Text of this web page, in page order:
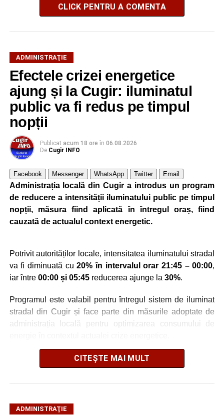
CLICK PENTRU A COMENTA
ADMINISTRAŢIE
Efectele crizei energetice
ajung și la Cugir: iluminatul
public va fi redus pe timpul
nopții
Publicat acum 18 ore în 06.08.2026
De Cugir INFO
Facebook Messenger WhatsApp Twitter Email
Administrația locală din Cugir a introdus un program
de reducere a intensității iluminatului public pe timpul
nopții, măsura fiind aplicată în întregul oraș, fiind
cauzată de actualul context energetic.
Potrivit autorităților locale, intensitatea iluminatului stradal
va fi diminuată cu20% în intervalul orar 21:45 – 00:00,
iar între 00:00 și 05:45reducerea ajunge la 30%.
Programul este valabil pentru întregul sistem de iluminat
stradal din Cugir și face parte din măsurile adoptate de
administrația locală pentru optimizarea consumului de
Autoritățile locale precizează că reducerea intensității
este realizată astfel încât să fie menținut un nivel adecvat
de iluminare pe timpul nopții.
CITEȘTE MAI MULT
ADMINISTRAŢIE